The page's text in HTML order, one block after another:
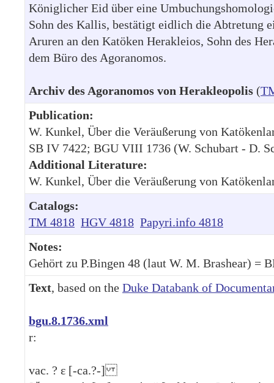
Königlicher Eid über eine
Sohn des Kallis, bestätigt eidlich die Abtretung
Aruren an den Katöken Herakleios, Sohn des
dem Büro des Agoranomos.
Archiv des Agoranomos von Herakleopolis (
Publication:
W. Kunkel, Über die Veräußerung von
SB IV 7422; BGU VIII 1736 (W. Schubart - D.
Additional Literature:
W. Kunkel, Über die Veräußerung von
Catalogs:
TM 4818 HGV 4818 Papyri.info 4818
Notes:
Gehört zu P.Bingen 48 (laut W. M. Brashear) =
Text, based on the Duke Databank of
bgu.8.1736.xml
r:
vac. ? ε [-ca.?-]